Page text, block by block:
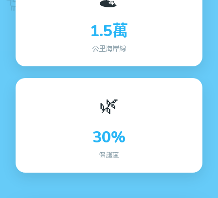
🐑
1.5萬
公里海岸線
🌿
30%
保護區